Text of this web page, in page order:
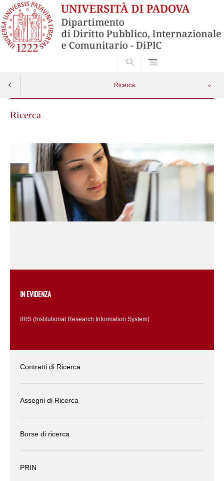
Ricerca
Ricerca
IN EVIDENZA
IRIS (Institutional Research Information System)
Contratti di Ricerca
Assegni di Ricerca
Borse di ricerca
PRIN